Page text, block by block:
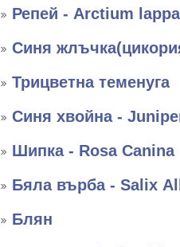
Репей - Arctium
Синя
Трицветна теменуга
Синя хвойна -
Шипка - Rosa Canina
Бяла върба - Salix
Блян